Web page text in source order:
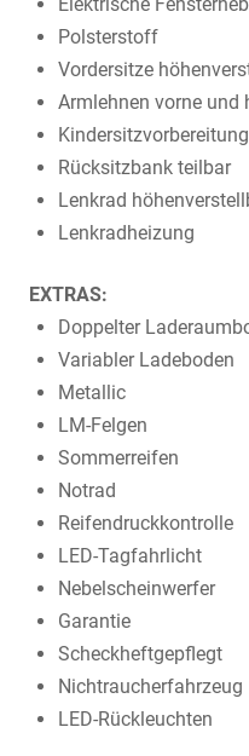
Elektrische
Polsterstoff
Vordersitze
Armlehnen vorne und
Rücksitzbank teilbar
Lenkrad
Lenkradheizung
EXTRAS:
Doppelter
Variabler Ladeboden
Metallic
LM-Felgen
Sommerreifen
Notrad
Reifendruckkontrolle
LED-Tagfahrlicht
Nebelscheinwerfer
Garantie
Scheckheftgepflegt
Nichtraucherfahrzeug
LED-Rückleuchten